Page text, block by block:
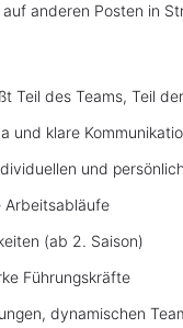
anderen Posten in
Teil des Teams, Teil
und klare
und
Arbeitsabläufe
(ab 2. Saison)
Führungskräfte
dynamischen